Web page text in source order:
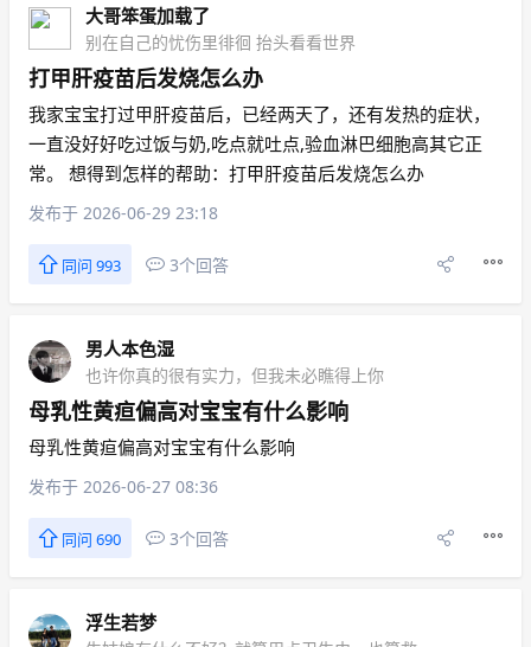
大哥笨蛋加载了
别在自己的忧伤里徘徊 抬头看看世界
打甲肝疫苗后发烧怎么办
我家宝宝打过甲肝疫苗后，已经两天了，还有发热的症状，
一直没好好吃过饭与奶,吃点就吐点,验血淋巴细胞高其它正
常。 想得到怎样的帮助：打甲肝疫苗后发烧怎么办
发布于 2026-06-29 23:18
同问 993 3个回答
男人本色湿
也许你真的很有实力，但我未必瞧得上你
母乳性黄疸偏高对宝宝有什么影响
母乳性黄疸偏高对宝宝有什么影响
发布于 2026-06-27 08:36
同问 690 3个回答
浮生若梦